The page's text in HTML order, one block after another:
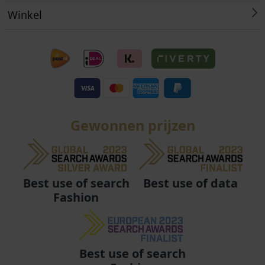
Winkel
Gewonnen prijzen
Best use of search
Fashion
Best use of data
Best use of search